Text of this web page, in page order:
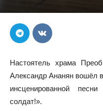
Настоятель храма
Александр Ананян вошёл
инсценированной
солдат!».